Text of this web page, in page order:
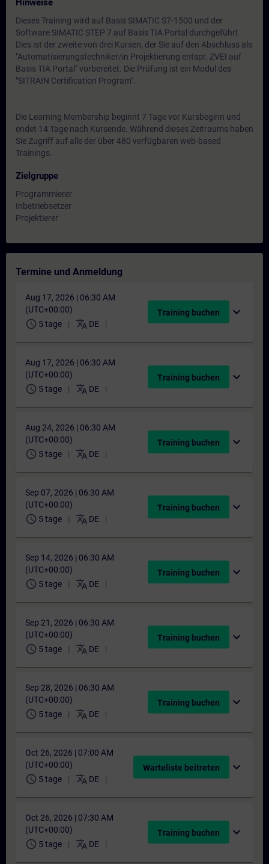
Hinweise
Dieses Training wird auf Basis SIMATIC S7-1500 und der
Software SIMATIC STEP 7 auf Basis TIA Portal durchgeführt .
Dies ist der zweite von drei Kursen, der Sie auf den Abschluss als
"Automatisierungstechniker/in Projektierung entspr. ZVEI auf
Basis TIA Portal" vorbereitet. Die Prüfung ist ein Modul des
"SITRAIN Certification Program".
Die Learning Membership beginnt 7 Tage vor Kursbeginn und
endet 14 Tage nach Kursende. Während dieses Zeitraums haben
Sie Zugriff auf alle der über 480 verfügbaren web-based
Trainings.
Zielgruppe
Programmierer
Inbetriebsetzer
Projektierer
Termine und Anmeldung
Aug 17, 2026 | 06:30 AM
(UTC+00:00)
schedule 5 tage translate DE
Training buchen expand_more
Aug 17, 2026 | 06:30 AM
(UTC+00:00)
schedule 5 tage translate DE
Training buchen expand_more
Aug 24, 2026 | 06:30 AM
(UTC+00:00)
schedule 5 tage translate DE
Training buchen expand_more
Sep 07, 2026 | 06:30 AM
(UTC+00:00)
schedule 5 tage translate DE
Training buchen expand_more
Sep 14, 2026 | 06:30 AM
(UTC+00:00)
schedule 5 tage translate DE
Training buchen expand_more
Sep 21, 2026 | 06:30 AM
(UTC+00:00)
schedule 5 tage translate DE
Training buchen expand_more
Sep 28, 2026 | 06:30 AM
(UTC+00:00)
schedule 5 tage translate DE
Training buchen expand_more
Oct 26, 2026 | 07:00 AM
(UTC+00:00)
schedule 5 tage translate DE
Warteliste beitreten expand_more
Oct 26, 2026 | 07:30 AM
(UTC+00:00)
schedule 5 tage translate DE
Training buchen expand_more